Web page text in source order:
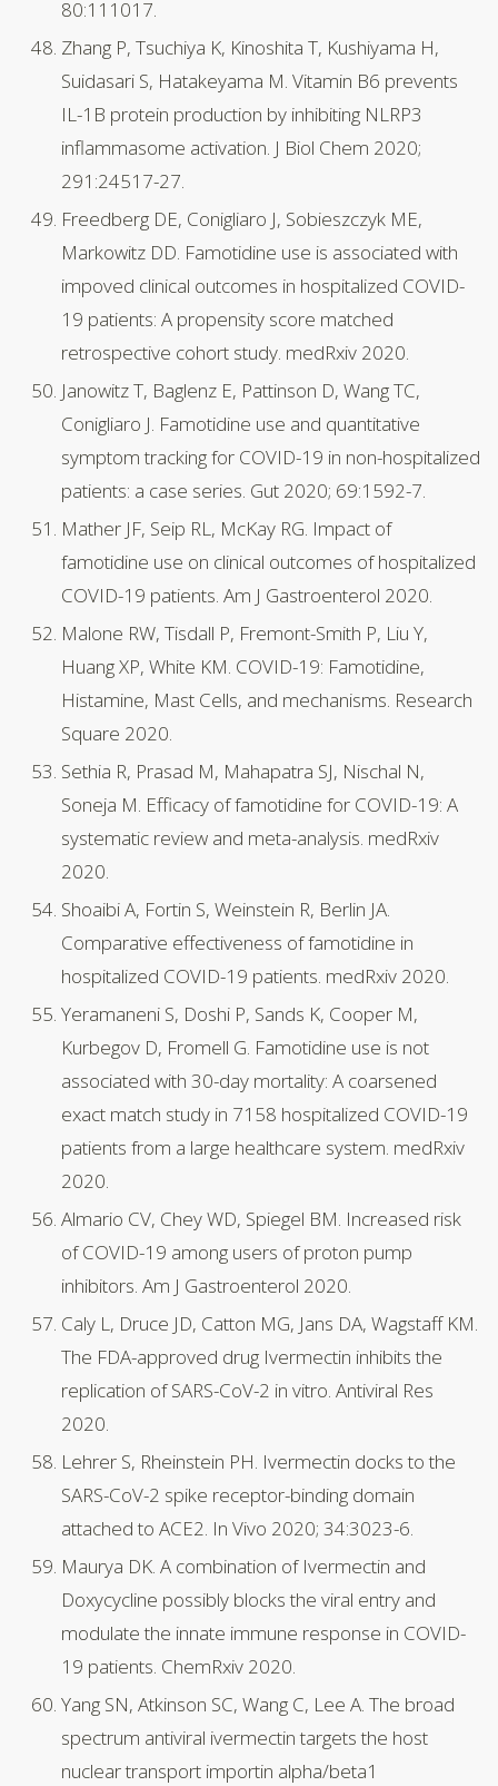
80:111017.
Zhang P, Tsuchiya K, Kinoshita T, Kushiyama H,
Suidasari S, Hatakeyama M. Vitamin B6 prevents
IL-1B protein production by inhibiting NLRP3
inflammasome activation. J Biol Chem 2020;
291:24517-27.
Freedberg DE, Conigliaro J, Sobieszczyk ME,
Markowitz DD. Famotidine use is associated with
impoved clinical outcomes in hospitalized COVID-
19 patients: A propensity score matched
retrospective cohort study. medRxiv 2020.
Janowitz T, Baglenz E, Pattinson D, Wang TC,
Conigliaro J. Famotidine use and quantitative
symptom tracking for COVID-19 in non-hospitalized
patients: a case series. Gut 2020; 69:1592-7.
Mather JF, Seip RL, McKay RG. Impact of
famotidine use on clinical outcomes of hospitalized
COVID-19 patients. Am J Gastroenterol 2020.
Malone RW, Tisdall P, Fremont-Smith P, Liu Y,
Huang XP, White KM. COVID-19: Famotidine,
Histamine, Mast Cells, and mechanisms. Research
Square 2020.
Sethia R, Prasad M, Mahapatra SJ, Nischal N,
Soneja M. Efficacy of famotidine for COVID-19: A
systematic review and meta-analysis. medRxiv
2020.
Shoaibi A, Fortin S, Weinstein R, Berlin JA.
Comparative effectiveness of famotidine in
hospitalized COVID-19 patients. medRxiv 2020.
Yeramaneni S, Doshi P, Sands K, Cooper M,
Kurbegov D, Fromell G. Famotidine use is not
associated with 30-day mortality: A coarsened
exact match study in 7158 hospitalized COVID-19
patients from a large healthcare system. medRxiv
2020.
Almario CV, Chey WD, Spiegel BM. Increased risk
of COVID-19 among users of proton pump
inhibitors. Am J Gastroenterol 2020.
Caly L, Druce JD, Catton MG, Jans DA, Wagstaff KM.
The FDA-approved drug Ivermectin inhibits the
replication of SARS-CoV-2 in vitro. Antiviral Res
2020.
Lehrer S, Rheinstein PH. Ivermectin docks to the
SARS-CoV-2 spike receptor-binding domain
attached to ACE2. In Vivo 2020; 34:3023-6.
Maurya DK. A combination of Ivermectin and
Doxycycline possibly blocks the viral entry and
modulate the innate immune response in COVID-
19 patients. ChemRxiv 2020.
Yang SN, Atkinson SC, Wang C, Lee A. The broad
spectrum antiviral ivermectin targets the host
nuclear transport importin alpha/beta1